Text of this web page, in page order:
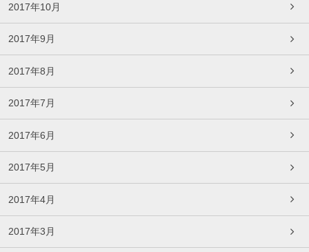
2017年10月
2017年9月
2017年8月
2017年7月
2017年6月
2017年5月
2017年4月
2017年3月